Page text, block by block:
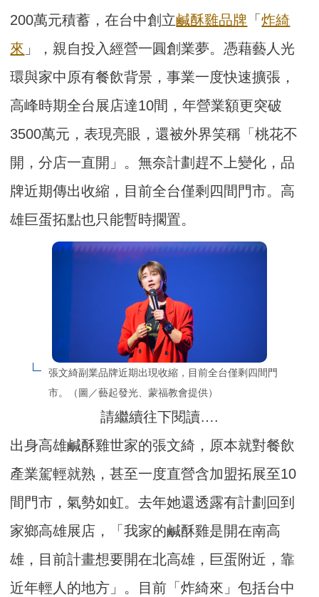
200萬元積蓄，在台中創立鹹酥雞品牌 「炸綺
來 」，親自投入經營一圓創業夢。憑藉藝人光
環與家中原有餐飲背景，事業一度快速擴張，
高峰時期全台展店達10間，年營業額更突破
3500萬元，表現亮眼，還被外界笑稱「桃花不
開，分店一直開」。無奈計劃趕不上變化，品
牌近期傳出收縮，目前全台僅剩四間門市。高
雄巨蛋拓點也只能暫時擱置。
張文綺副業品牌近期出現收縮，目前全台僅剩四間門
市。（圖／藝起發光、蒙福教會提供）
請繼續往下閱讀….
出身高雄鹹酥雞世家的張文綺，原本就對餐飲
產業駕輕就熟，甚至一度直營含加盟拓展至10
間門市，氣勢如虹。去年她還透露有計劃回到
家鄉高雄展店，「我家的鹹酥雞是開在南高
雄，目前計畫想要開在北高雄，巨蛋附近，靠
近年輕人的地方」。目前「炸綺來」包括台中